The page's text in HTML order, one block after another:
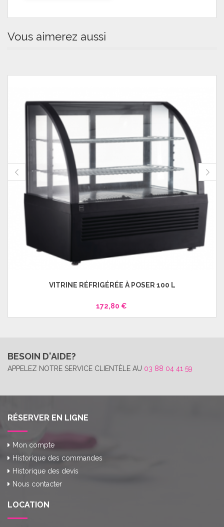
Vous aimerez aussi
VITRINE RÉFRIGÉRÉE À POSER 100 L
172,80 €
BESOIN D'AIDE?
APPELEZ NOTRE SERVICE CLIENTÈLE AU 03 88 04 41 59
RÉSERVER EN LIGNE
Mon compte
Historique des commandes
Historique des devis
Nous contacter
LOCATION